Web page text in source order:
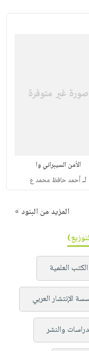
الأمن السيبراني وا
لـأحمد حافظ محمد ع
المزيد من البنود »
العلمية
الإنتشار العربي
والنشر